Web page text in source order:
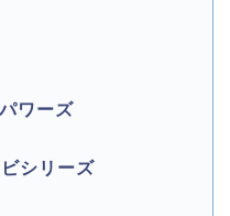
ワーズ
シリーズ